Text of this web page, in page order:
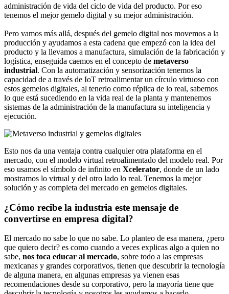
administración de vida del ciclo de vida del producto. Por eso
tenemos el mejor gemelo digital y su mejor administración.
Pero vamos más allá, después del gemelo digital nos movemos a la
producción y ayudamos a esta cadena que empezó con la idea del
producto y la llevamos a manufactura, simulación de la fabricación y
logística, enseguida caemos en el concepto de metaverso
industrial. Con la automatización y sensorización tenemos la
capacidad de a través de IoT retroalimentar un círculo virtuoso con
estos gemelos digitales, al tenerlo como réplica de lo real, sabemos
lo que está sucediendo en la vida real de la planta y mantenemos
sistemas de la administración de la manufactura su inteligencia y
ejecución.
Esto nos da una ventaja contra cualquier otra plataforma en el
mercado, con el modelo virtual retroalimentado del modelo real. Por
eso usamos el símbolo de infinito en Xcelerator, donde de un lado
mostramos lo virtual y del otro lado lo real. Tenemos la mejor
solución y as completa del mercado en gemelos digitales.
¿Cómo recibe la industria este mensaje de
convertirse en empresa digital?
El mercado no sabe lo que no sabe. Lo planteo de esa manera, ¿pero
que quiero decir? es como cuando a veces explicas algo a quien no
sabe, nos toca educar al mercado, sobre todo a las empresas
mexicanas y grandes corporativos, tienen que descubrir la tecnología
de alguna manera, en algunas empresas ya vienen esas
recomendaciones desde su corporativo, pero la mayoría tiene que